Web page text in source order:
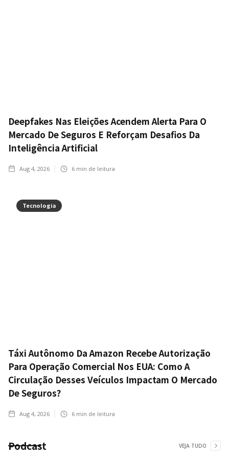
Deepfakes Nas Eleições Acendem Alerta Para O
Mercado De Seguros E Reforçam Desafios Da
Inteligência Artificial
Aug 4, 2026 6 min de leitura
Tecnologia
Táxi Autônomo Da Amazon Recebe Autorização
Para Operação Comercial Nos EUA: Como A
Circulação Desses Veículos Impactam O Mercado
De Seguros?
Aug 4, 2026 6 min de leitura
Podcast VEJA TUDO